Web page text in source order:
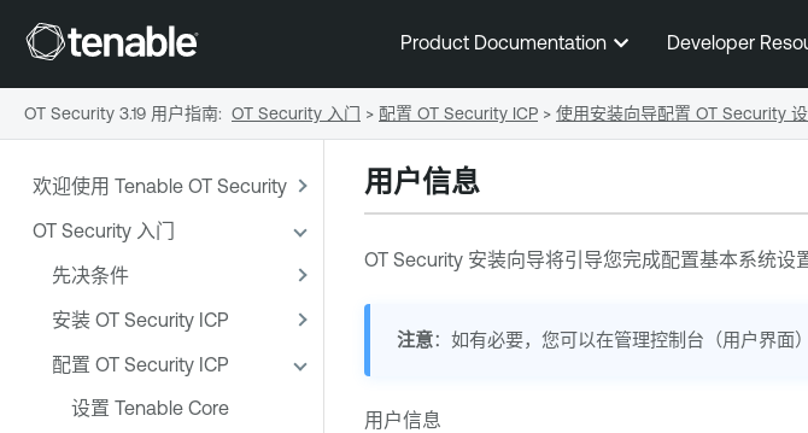
跳到
Product Documentation Developer
欢迎使用 Tenable OT Security
OT Security 入门
先决条件
安装 OT Security ICP
配置 OT Security ICP
设置 Tenable Core
用户信息
OT Security安装向导将引导您完成配置基本系统设
注意：如有必要，您可以在管理控制台（用户界面
用户信息
OT Security 3.19 用户指南: OT Security 入门 > 配置 OT Security ICP > 使用安装向导配置 OT Security